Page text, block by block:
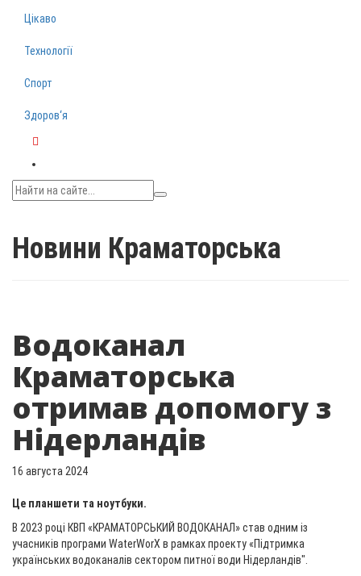
Цікаво
Технології
Спорт
Здоров‘я
Новини Краматорська
Водоканал
Краматорська
отримав допомогу з
Нідерландів
16 августа 2024
Це планшети та ноутбуки.
В 2023 році КВП «КРАМАТОРСЬКИЙ ВОДОКАНАЛ» став одним із
учасників програми WaterWorX в рамках проекту «Підтримка
українських водоканалів сектором питної води Нідерландів".